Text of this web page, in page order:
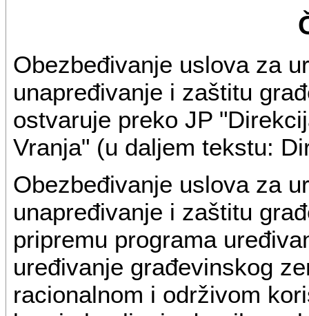
Obezbeđivanje uslova za
unapređivanje i zaštitu
ostvaruje preko JP
Vranja" (u daljem tekstu:
Obezbeđivanje uslova za
unapređivanje i zaštitu
pripremu programa
uređivanje građevinskog
racionalnom i održivom